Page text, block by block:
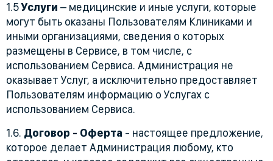
1.5Услуги – медицинские и иные услуги, которые
могут быть оказаны Пользователям Клиниками и
иными организациями, сведения о которых
размещены в Сервисе, в том числе, с
использованием Сервиса. Администрация не
оказывает Услуг, а исключительно предоставляет
Пользователям информацию о Услугах с
использованием Сервиса.
1.6. Договор - Оферта - настоящее предложение,
которое делает Администрация любому, кто